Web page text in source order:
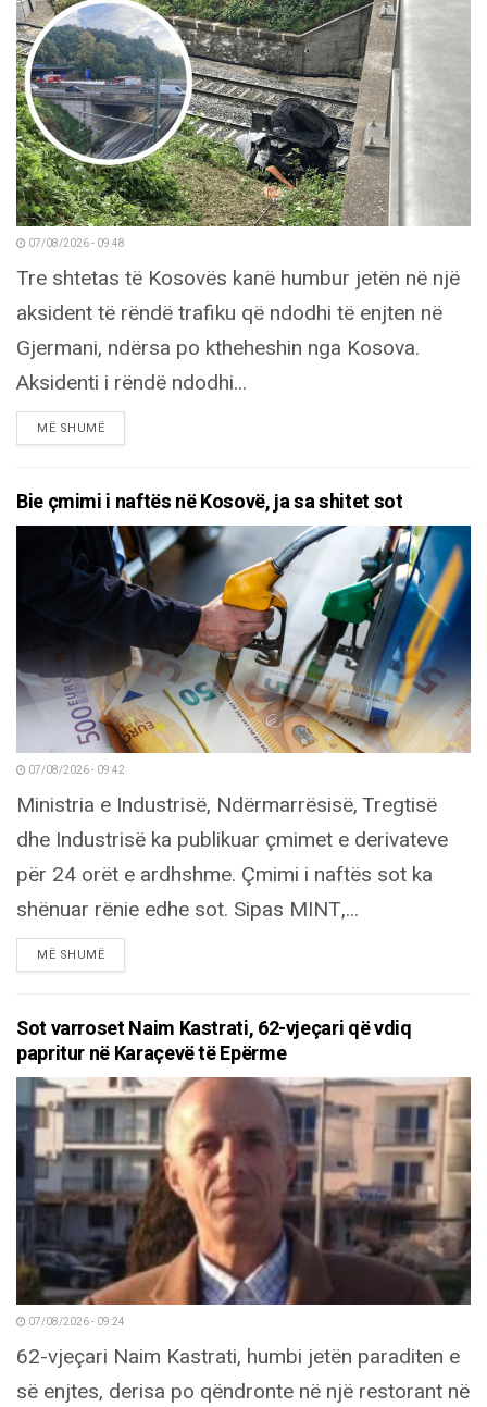
07/08/2026 - 09:48
Tre shtetas të Kosovës kanë humbur jetën në një
aksident të rëndë trafiku që ndodhi të enjten në
Gjermani, ndërsa po ktheheshin nga Kosova.
Aksidenti i rëndë ndodhi...
MË SHUMËDETAILS
Bie çmimi i naftës në Kosovë, ja sa shitet sot
07/08/2026 - 09:42
Ministria e Industrisë, Ndërmarrësisë, Tregtisë
dhe Industrisë ka publikuar çmimet e derivateve
për 24 orët e ardhshme. Çmimi i naftës sot ka
shënuar rënie edhe sot. Sipas MINT,...
MË SHUMËDETAILS
Sot varroset Naim Kastrati, 62-vjeçari që vdiq
papritur në Karaçevë të Epërme
07/08/2026 - 09:24
62-vjeçari Naim Kastrati, humbi jetën paraditen e
së enjtes, derisa po qëndronte në një restorant në